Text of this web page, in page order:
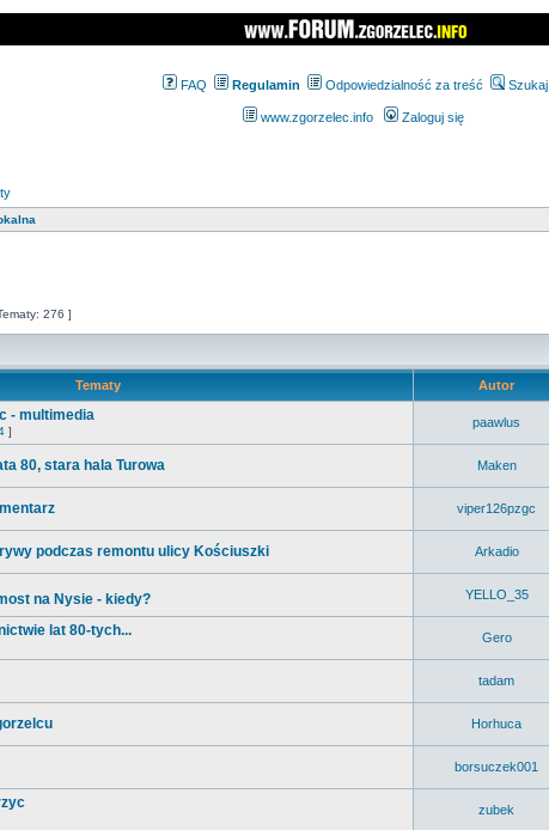
FAQ Regulamin Odpowiedzialność za treść Szukaj
www.zgorzelec.info Zaloguj się
276 ]
Tematy Autor
- multimedia
]
paawlus
80, stara hala Turowa Maken
viper126pzgc
podczas remontu ulicy Kościuszki Arkadio
na Nysie - kiedy? YELLO_35
lat 80-tych... Gero
tadam
Horhuca
borsuczek001
zubek